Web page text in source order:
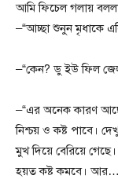
আমি ফিচেল গলায়
–“আচ্ছা শুনুন মৃধাকে
–“কেন? ডু ইউ ফিল
–“এর অনেক কারণ
নিশ্চয় ও কষ্ট পাবে।
মুখ দিয়ে বেরিয়ে
হয়ত কষ্ট কমবে।